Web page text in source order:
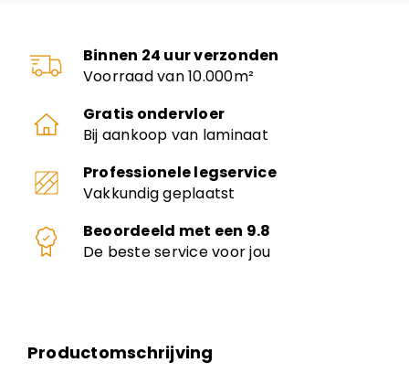
Binnen 24 uur verzonden
Voorraad van 10.000m²
Gratis ondervloer
Bij aankoop van laminaat
Professionele legservice
Vakkundig geplaatst
Beoordeeld met een 9.8
De beste service voor jou
Productomschrijving